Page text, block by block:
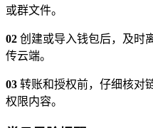
或群文件。
02 创建或导入钱包后，及时
传云端。
03 转账和授权前，仔细核对
权限内容。